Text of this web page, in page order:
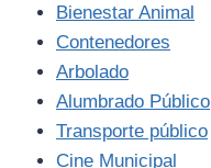
Bienestar Animal
Contenedores
Arbolado
Alumbrado Público
Transporte público
Cine Municipal